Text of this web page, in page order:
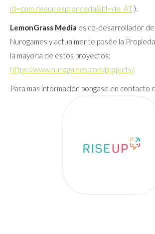
id=com.riseup.espronceda&hl=de_AT).
LemonGrass Media es co-desarrollador
Nurogames y actualmente posée la
la mayoria de estos proyectos:
https://www.nurogames.com/projects/.
Para mas información pongase en contacto